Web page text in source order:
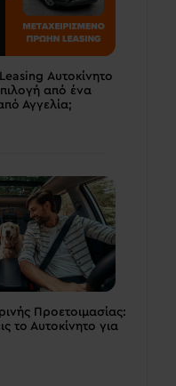
Αυτοκίνητο
από ένα
Αγγελία;
Προετοιμασίας:
το Αυτοκίνητο για